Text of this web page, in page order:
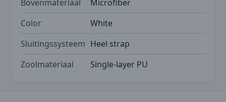
Bovenmateriaal
Microfiber
Color
White
Sluitingssysteem Heel strap
Zoolmateriaal
Single-layer PU